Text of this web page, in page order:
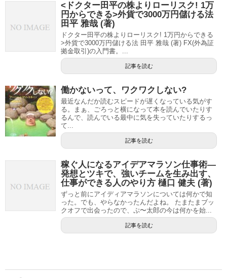
<ドクター田平の株よりローリスク! 1万
円からできる>外貨で3000万円儲ける法
田平 雅哉 (著)
ドクター田平の株よりローリスク! 1万円からできる
>外貨で3000万円儲ける法 田平 雅哉 (著) FX(外為証
拠金取引)の入門書。...
記事を読む
働かないって、ワクワクしない?
最近なんだか読むスピードが遅くなっている気がす
る。まぁ、ごろっと横になって本を読んでいたりす
るんで、読んでいる最中に気を失っていたりするっ
て...
記事を読む
稼ぐ人になるアイデアマラソン仕事術—
発想とツキで、強いチームを生み出す、
仕事ができる人のやり方 樋口 健夫 (著)
ずっと前にアイディアマラソンについては何かで知
った。でも、やらなかったんだよね。 たまたまブッ
クオフで出会ったので、ぷ〜太郎の今は何かを始...
記事を読む